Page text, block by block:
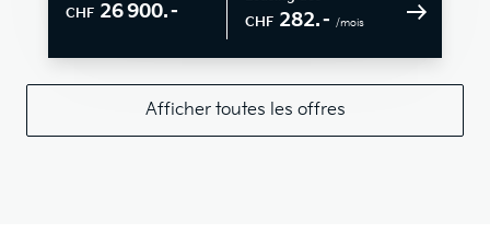
CHF 26 900.–
CHF 282.– /mois
Afficher toutes les offres